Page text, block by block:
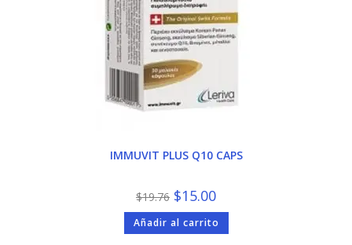
IMMUVIT PLUS Q10 CAPS
$19.76 El
precio
original
era:
$19.76.
$15.00El
precio
actual
es:
$15.00.
Añadir al carrito